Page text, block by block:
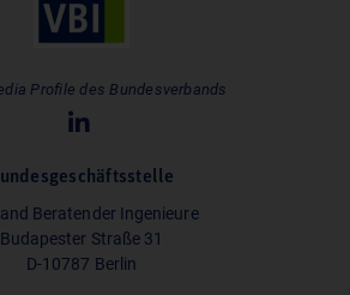
Profile des Bundesverbands
Beratender Ingenieure
Budapester Straße 31
D-10787 Berlin